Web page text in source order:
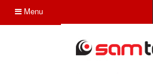
Menu